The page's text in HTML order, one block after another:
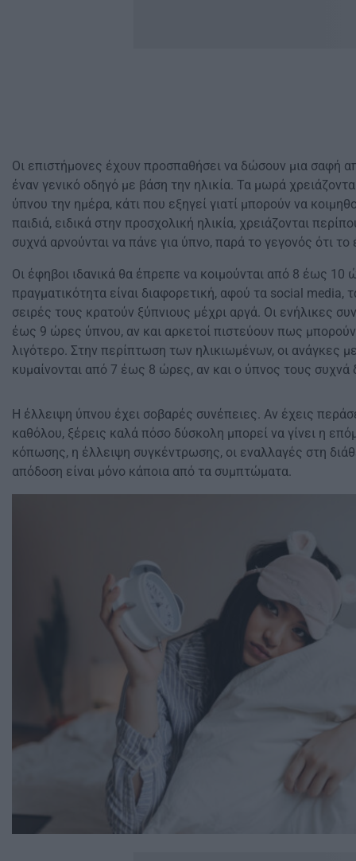
Οι επιστήμονες έχουν προσπαθήσει να δώσουν μια σαφή
έναν γενικό οδηγό με βάση την ηλικία. Τα μωρά
ύπνου την ημέρα, κάτι που εξηγεί γιατί μπορούν να
παιδιά, ειδικά στην προσχολική ηλικία, χρειάζονται
συχνά αρνούνται να πάνε για ύπνο, παρά το γεγονός ότι
Οι έφηβοι ιδανικά θα έπρεπε να κοιμούνται από 8 έως 10
πραγματικότητα είναι διαφορετική, αφού τα social media,
σειρές τους κρατούν ξύπνιους μέχρι αργά. Οι ενήλικες
έως 9 ώρες ύπνου, αν και αρκετοί πιστεύουν πως
λιγότερο. Στην περίπτωση των ηλικιωμένων, οι ανάγκες
κυμαίνονται από 7 έως 8 ώρες, αν και ο ύπνος τους συχνά
Η έλλειψη ύπνου έχει σοβαρές συνέπειες. Αν έχεις
καθόλου, ξέρεις καλά πόσο δύσκολη μπορεί να γίνει η
κόπωσης, η έλλειψη συγκέντρωσης, οι εναλλαγές στη
απόδοση είναι μόνο κάποια από τα συμπτώματα.